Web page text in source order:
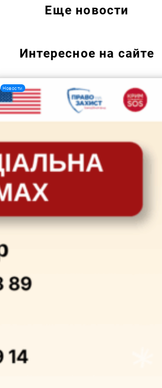
Еще новости
Интересное на сайте
Новости